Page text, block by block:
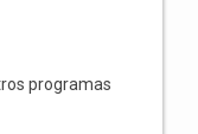
programas